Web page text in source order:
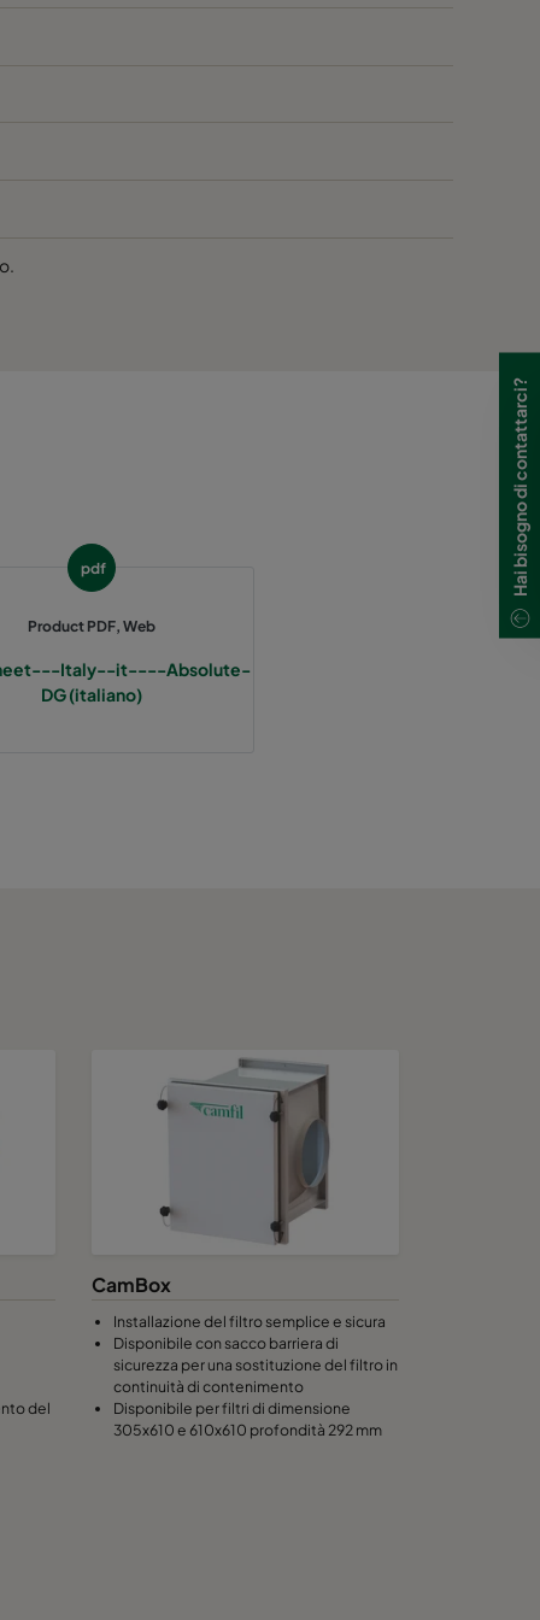
pdf
Product PDF, Web
Italy--it----Absolute-
DG (italiano)
del
CamBox
Installazione del filtro semplice e sicura
Disponibile con sacco barriera di
sicurezza per una sostituzione del filtro in
continuità di contenimento
Disponibile per filtri di dimensione
305x610 e 610x610 profondità 292 mm
Hai bisogno di contattarci?